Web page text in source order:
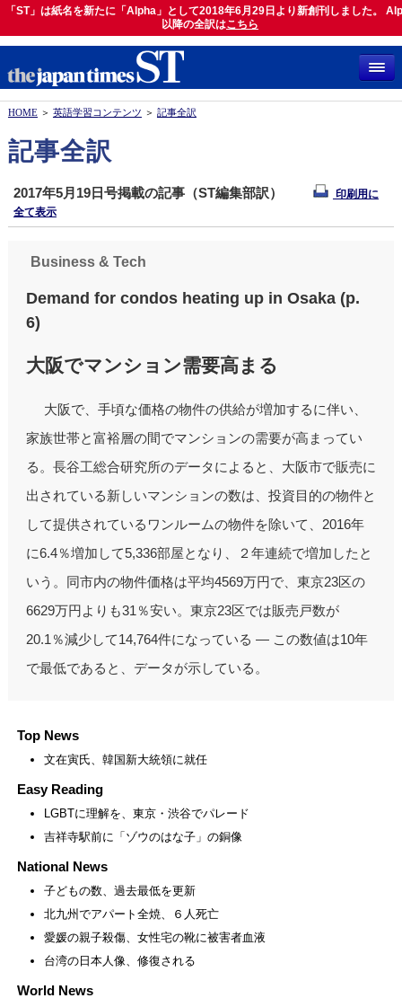
「ST」は紙名を新たに「Alpha」として2018年6月29日より新創刊しました。
以降の全訳はこちら
「ST」は紙名を新たに「Alpha」として2018年6月29日より新創刊しました。
以降の全訳はこちら
HOME＞ 英語学習コンテンツ ＞ 記事全訳
記事全訳
2017年5月19日号掲載の記事（ST編集部訳）
印刷用に
全て表示
Business & Tech
Demand for condos heating up in Osaka (p.
6)
大阪でマンション需要高まる
大阪で、手頃な価格の物件の供給が増加するに伴い、
家族世帯と富裕層の間でマンションの需要が高まってい
る。長谷工総合研究所のデータによると、大阪市で販売に
出されている新しいマンションの数は、投資目的の物件と
して提供されているワンルームの物件を除いて、2016年
に6.4％増加して5,336部屋となり、２年連続で増加したと
いう。同市内の物件価格は平均4569万円で、東京23区の
6629万円よりも31％安い。東京23区では販売戸数が
20.1％減少して14,764件になっている ― この数値は10年
で最低であると、データが示している。
Top News
文在寅氏、韓国新大統領に就任
Easy Reading
LGBTに理解を、東京・渋谷でパレード
吉祥寺駅前に「ゾウのはな子」の銅像
National News
子どもの数、過去最低を更新
北九州でアパート全焼、６人死亡
愛媛の親子殺傷、女性宅の靴に被害者血液
台湾の日本人像、修復される
World News